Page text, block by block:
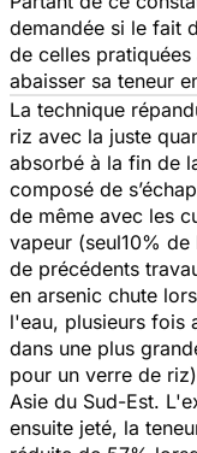
demandée si le fait
de celles
abaisser sa teneur
La technique
riz avec la juste
absorbé à la fin de
composé de
de même avec les
vapeur (seul10% de
de précédents
en arsenic chute
l'eau, plusieurs fois
dans une plus
pour un verre de
Asie du Sud-Est.
ensuite jeté, la